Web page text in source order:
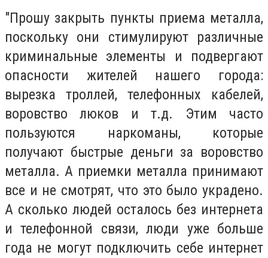
"Прошу закрыть пункты приема металла,
поскольку они стимулируют различные
криминальные элементы и подвергают
опасности жителей нашего города:
вырезка троллей, телефонных кабелей,
воровство люков и т.д. Этим часто
пользуются наркоманы, которые
получают быстрые деньги за воровство
металла. А приемки металла принимают
все и не смотрят, что это было украдено.
А сколько людей осталось без интернета
и телефонной связи, люди уже больше
года не могут подключить себе интернет